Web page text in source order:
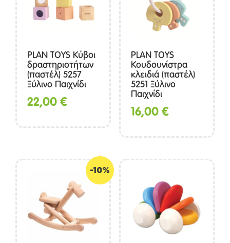
PLAN TOYS Κύβοι
δραστηριοτήτων
(παστέλ) 5257
Ξύλινο Παιχνίδι
22,00€
PLAN TOYS
Κουδουνίστρα
κλειδιά (παστέλ)
5251 Ξύλινο
Παιχνίδι
16,00€
-10%